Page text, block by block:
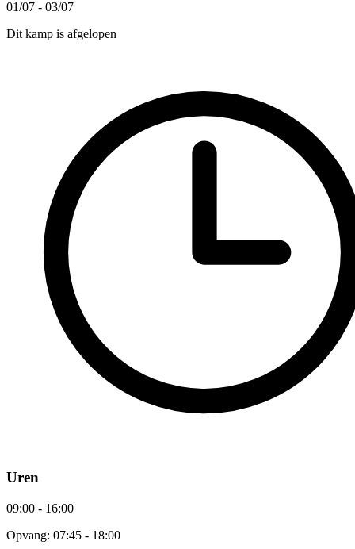
01/07 - 03/07
Dit kamp is afgelopen
Uren
09:00 - 16:00
Opvang: 07:45 - 18:00